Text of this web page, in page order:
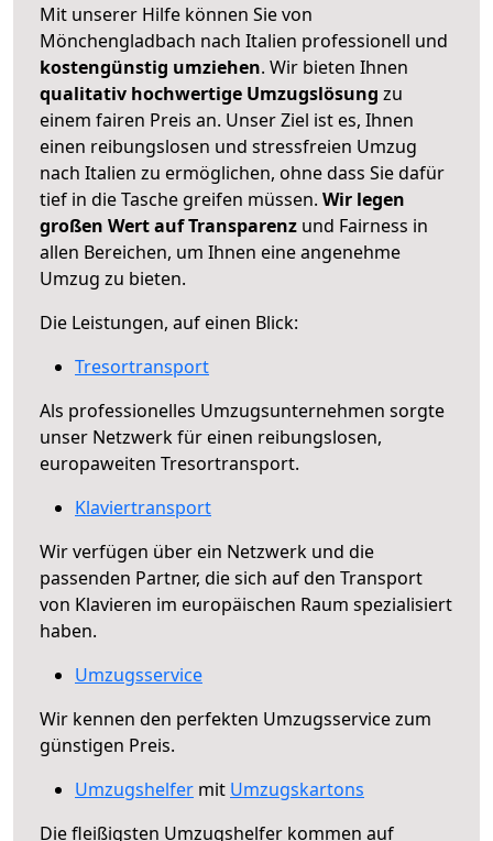
Mit unserer Hilfe können Sie von
Mönchengladbach nach Italien professionell und
kostengünstig umziehen. Wir bieten Ihnen
qualitativ hochwertige Umzugslösung zu
einem fairen Preis an. Unser Ziel ist es, Ihnen
einen reibungslosen und stressfreien Umzug
nach Italien zu ermöglichen, ohne dass Sie dafür
tief in die Tasche greifen müssen. Wir legen
großen Wert auf Transparenz und Fairness in
allen Bereichen, um Ihnen eine angenehme
Umzug zu bieten.
Die Leistungen, auf einen Blick:
Tresortransport
Als professionelles Umzugsunternehmen sorgte
unser Netzwerk für einen reibungslosen,
europaweiten Tresortransport.
Klaviertransport
Wir verfügen über ein Netzwerk und die
passenden Partner, die sich auf den Transport
von Klavieren im europäischen Raum spezialisiert
haben.
Umzugsservice
Wir kennen den perfekten Umzugsservice zum
günstigen Preis.
Umzugshelfer mit Umzugskartons
Die fleißigsten Umzugshelfer kommen auf